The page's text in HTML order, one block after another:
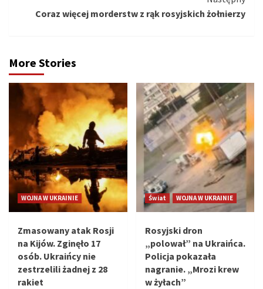
Coraz więcej morderstw z rąk rosyjskich żołnierzy
More Stories
WOJNA W UKRAINIE
Zmasowany atak Rosji
na Kijów. Zginęło 17
osób. Ukraińcy nie
zestrzelili żadnej z 28
rakiet
Świat WOJNA W UKRAINIE
Rosyjski dron
„polował” na Ukraińca.
Policja pokazała
nagranie. „Mrozi krew
w żyłach”